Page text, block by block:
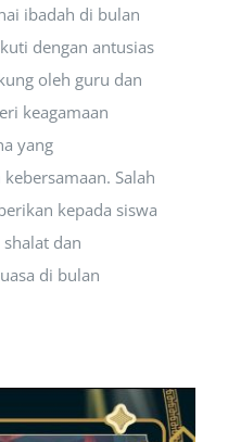
ibadah di bulan
dengan antusias
oleh guru dan
keagamaan
yang
Salah
kepada siswa
dan
di bulan